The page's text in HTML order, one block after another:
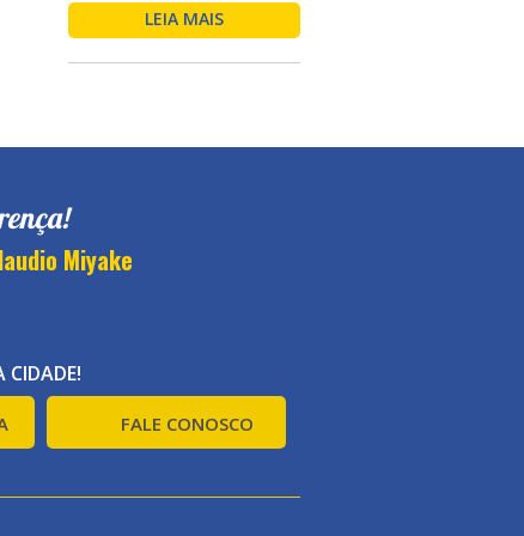
LEIA MAIS
Miyake
CIDADE!
FALE CONOSCO